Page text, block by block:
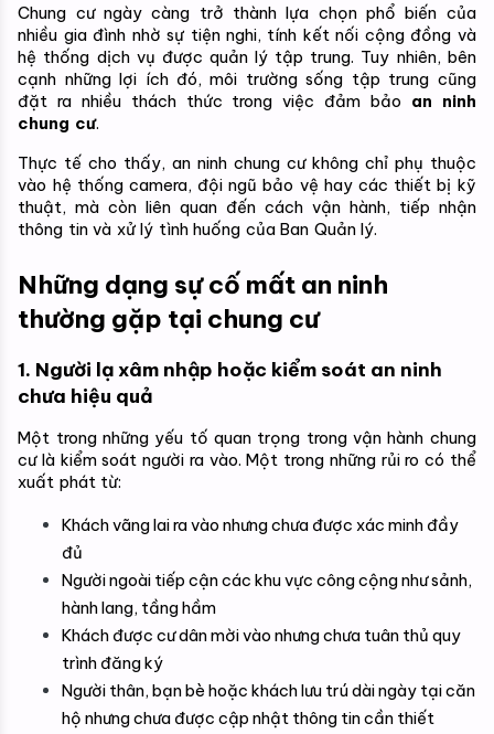
Chung cư ngày càng trở thành lựa chọn phổ biến của
nhiều gia đình nhờ sự tiện nghi, tính kết nối cộng đồng và
hệ thống dịch vụ được quản lý tập trung. Tuy nhiên, bên
cạnh những lợi ích đó, môi trường sống tập trung cũng
đặt ra nhiều thách thức trong việc đảm bảo an ninh
chung cư.
Thực tế cho thấy, an ninh chung cư không chỉ phụ thuộc
vào hệ thống camera, đội ngũ bảo vệ hay các thiết bị kỹ
thuật, mà còn liên quan đến cách vận hành, tiếp nhận
thông tin và xử lý tình huống của Ban Quản lý.
Những dạng sự cố mất an ninh
thường gặp tại chung cư
1. Người lạ xâm nhập hoặc kiểm soát an ninh
chưa hiệu quả
Một trong những yếu tố quan trọng trong vận hành chung
cư là kiểm soát người ra vào. Một trong những rủi ro có thể
xuất phát từ:
Khách vãng lai ra vào nhưng chưa được xác minh đầy
đủ
Người ngoài tiếp cận các khu vực công cộng như sảnh,
hành lang, tầng hầm
Khách được cư dân mời vào nhưng chưa tuân thủ quy
trình đăng ký
Người thân, bạn bè hoặc khách lưu trú dài ngày tại căn
hộ nhưng chưa được cập nhật thông tin cần thiết